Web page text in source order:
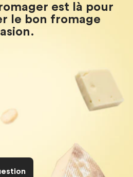
est là pour
le bon fromage